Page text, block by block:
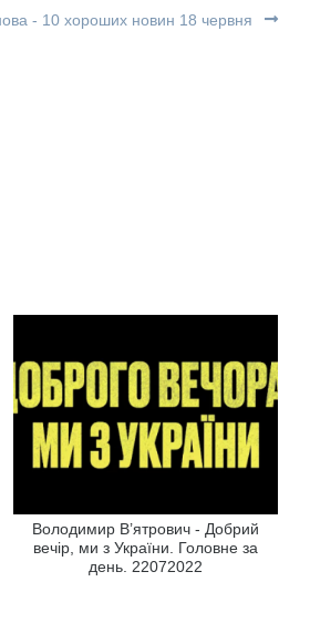
- 10 хороших новин 18 червня
Володимир В’ятрович - Добрий
вечір, ми з України. Головне за
день. 22072022